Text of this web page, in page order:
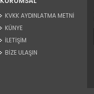
KVKK AYDINLATMA METNİ
KÜNYE
İLETİŞİM
BİZE ULAŞIN